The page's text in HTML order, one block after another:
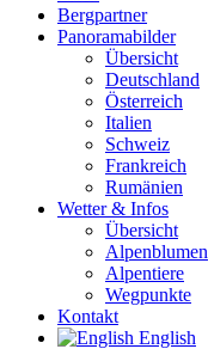
Bergpartner
Panoramabilder
Übersicht
Deutschland
Österreich
Italien
Schweiz
Frankreich
Rumänien
Wetter & Infos
Übersicht
Alpenblumen
Alpentiere
Wegpunkte
Kontakt
English